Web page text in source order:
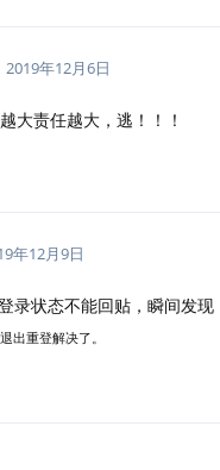
2019年12月6日
大责任越大，逃！！！
年12月9日
录状态不能回贴，瞬间发
出重登解决了。